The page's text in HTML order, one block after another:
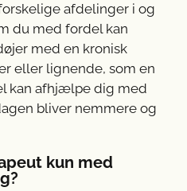
afdelinger i og
du med fordel kan
med en kronisk
eller lignende, som en
kan afhjælpe dig med
bliver nemmere og
kun med